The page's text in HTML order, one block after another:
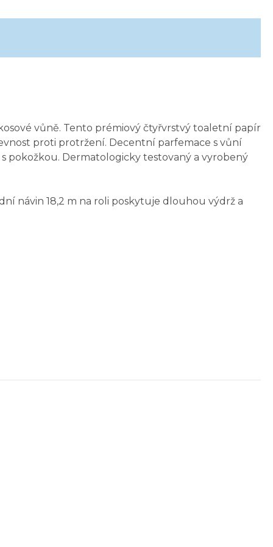
vůně. Tento prémiový čtyřvrstvý toaletní papír
proti protržení. Decentní parfemace s vůní
pokožkou. Dermatologicky testovaný a vyrobený
návin 18,2 m na roli poskytuje dlouhou výdrž a